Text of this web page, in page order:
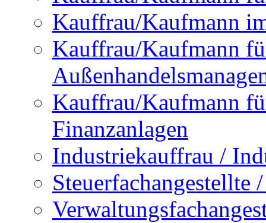
Kauffrau/Kaufmann
Kauffrau/Kaufmann
Kauffrau/Kaufmann
Finanzanlagen
Industriekauffrau /
Steuerfachangestellte